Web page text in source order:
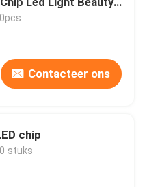
Contacteer ons
chip
stuks